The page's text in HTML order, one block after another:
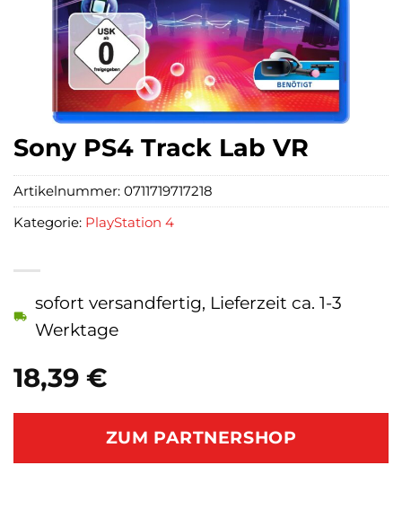
Sony PS4 Track Lab VR
18,39 €
sofort versandfertig, Lieferzeit ca. 1-3
Werktage
ZUM PARTNERSHOP
Artikelnummer: 0711719717218
Kategorie: PlayStation 4